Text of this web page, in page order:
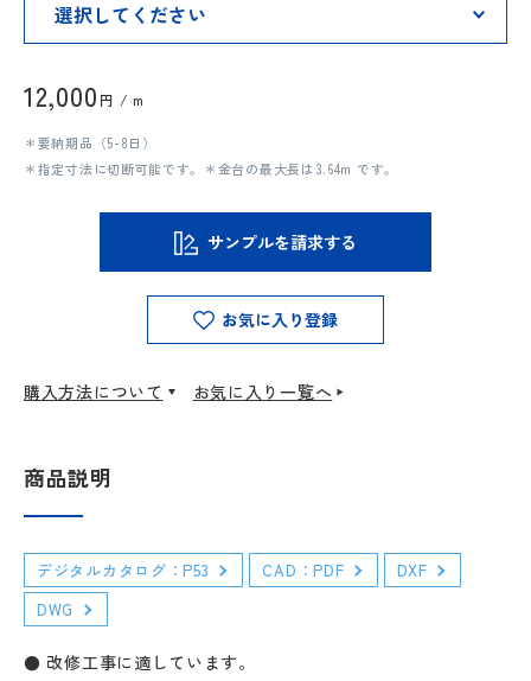
12,000 円 / m
＊要納期品（5-8日）
＊指定寸法に切断可能です。＊金台の最大長は3.64m です。
サンプルを請求する
お気に入り登録
購入方法について お気に入り一覧へ
商品説明
デジタルカタログ：P53 CAD：PDF
DXF
DWG
● 改修工事に適しています。